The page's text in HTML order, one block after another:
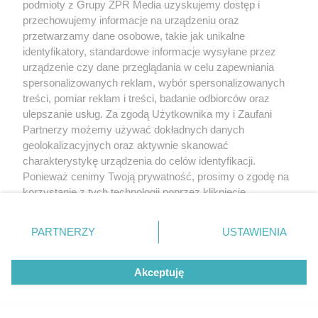
w traktor
DRAMAT NAD WODĄ
poszukiwania 30-latka
podmioty z Grupy ZPR Media uzyskujemy dostęp i
przechowujemy informacje na urządzeniu oraz
przetwarzamy dane osobowe, takie jak unikalne
identyfikatory, standardowe informacje wysyłane przez
urządzenie czy dane przeglądania w celu zapewniania
spersonalizowanych reklam, wybór spersonalizowanych
treści, pomiar reklam i treści, badanie odbiorców oraz
ulepszanie usług. Za zgodą Użytkownika my i Zaufani
Partnerzy możemy używać dokładnych danych
geolokalizacyjnych oraz aktywnie skanować
charakterystykę urządzenia do celów identyfikacji.
Ponieważ cenimy Twoją prywatność, prosimy o zgodę na
korzystanie z tych technologii poprzez kliknięcie
zmienić/wycofać klikając przycisk ustawień prywatności
znajdujący się w lewym dolnym rogu strony
rodzaje przetwarzania danych nie wymagają zgody
użytkownika, ale masz prawo sprzeciwić się takiemu
przetwarzaniu. Preferencje będą miały zastosowanie tylko
PARTNERZY USTAWIENIA
Akceptuję